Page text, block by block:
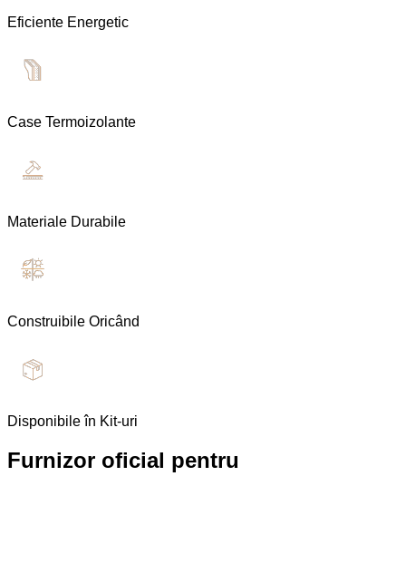
Eficiente Energetic
Case Termoizolante
Materiale Durabile
Construibile Oricând
Disponibile în Kit-uri
Furnizor oficial pentru